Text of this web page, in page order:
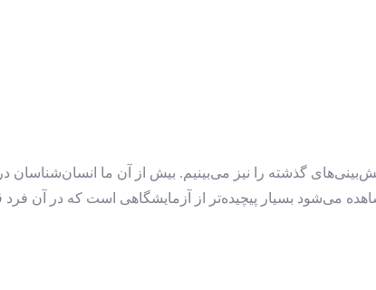
گذشته را نیز می‌بینیم. بیش از آن ما انسان‌شناسان
می‌شود بسیار پیچیده‌تر از آزمایشگاهی است که در آن فرد